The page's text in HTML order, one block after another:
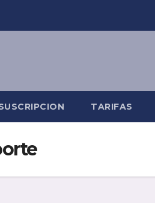
TARIFAS